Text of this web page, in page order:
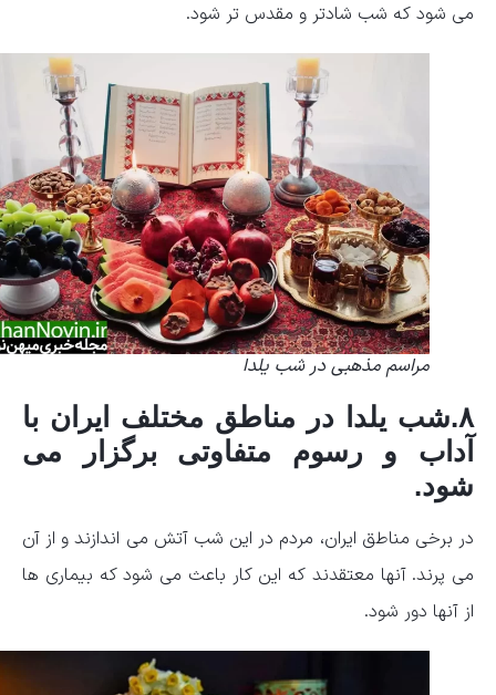
می شود که شب شادتر و مقدس تر شود.
مراسم مذهبی در شب یلدا
۸.شب یلدا در مناطق مختلف ایران با
آداب و رسوم متفاوتی برگزار می
شود.
در برخی مناطق ایران، مردم در این شب آتش می اندازند و از آن
می پرند. آنها معتقدند که این کار باعث می شود که بیماری ها
از آنها دور شود.